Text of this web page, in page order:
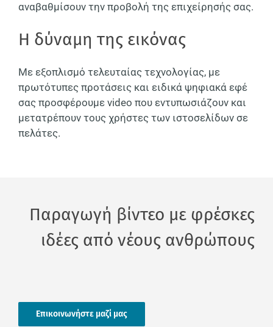
αναβαθμίσουν την προβολή της επιχείρησής σας.
Η δύναμη της εικόνας
Με εξοπλισμό τελευταίας τεχνολογίας, με
πρωτότυπες προτάσεις και ειδικά ψηφιακά εφέ
σας προσφέρουμε video που εντυπωσιάζουν και
μετατρέπουν τους χρήστες των ιστοσελίδων σε
πελάτες.
Παραγωγή βίντεο με φρέσκες
ιδέες από νέους ανθρώπους
Επικοινωνήστε μαζί μας